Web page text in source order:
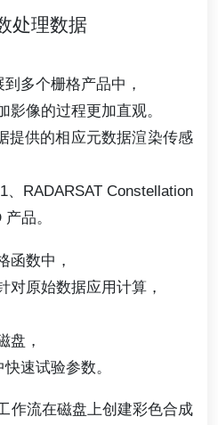
处理数据
多个栅格产品中，
影像的过程更加直观。
提供的相应元数据渲染传感
RADARSAT Constellation
品。
函数中，
对原始数据应用计算，
盘，
速试验参数。
作流在磁盘上创建彩色合成